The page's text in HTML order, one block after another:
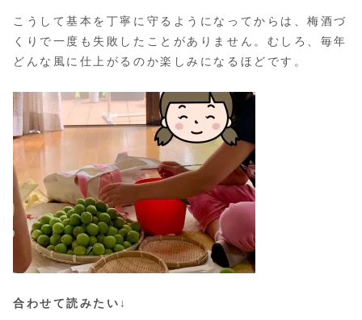
こうして基本を丁寧に守るようになってからは、梅酒づ
くりで一度も失敗したことがありません。むしろ、毎年
どんな風に仕上がるのか楽しみになるほどです。
合わせて読みたい↓